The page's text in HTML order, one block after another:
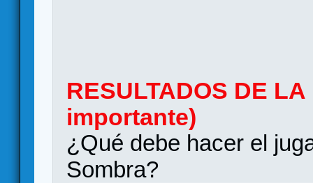
RESULTADOS DE
importante)
¿Qué debe hacer el
Sombra?